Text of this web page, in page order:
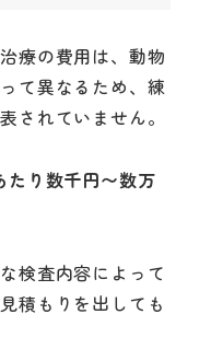
療の費用は、動物
て異なるため、練
されていません。
たり数千円〜数万
検査内容によって
積もりを出しても